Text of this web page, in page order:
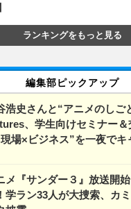
ランキングをもっと見る
編集部ピックアップ
浩史さんと“アニメのしご
、学生向けセミナー
場×ビジネス”を一夜でキ
メ『サンダー３』放送開
学ラン33人が大捜索、カ